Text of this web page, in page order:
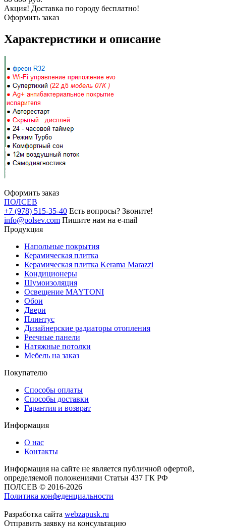
Акция! Доставка по городу бесплатно!
Оформить заказ
Характеристики и описание
Оформить заказ
ПОЛСЕВ
+7 (978) 515-35-40 Есть вопросы? Звоните!
info@polsev.com Пишите нам на e-mail
Продукция
Напольные покрытия
Керамическая плитка
Керамическая плитка Kerama Marazzi
Кондиционеры
Шумоизоляция
Освещение MAYTONI
Обои
Двери
Плинтус
Дизайнерские радиаторы отопления
Реечные панели
Натяжные потолки
Мебель на заказ
Покупателю
Способы оплаты
Способы доставки
Гарантия и возврат
Информация
О нас
Контакты
Информация на сайте не является публичной офертой,
определяемой положениями Статьи 437 ГК РФ
ПОЛСЕВ © 2016-2026
Политика конфеденциальности
Разработка сайта webzapusk.ru
Отправить заявку на консультацию